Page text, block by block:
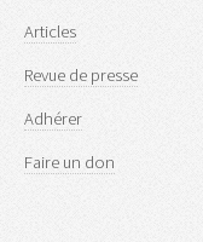
Articles
Revue de presse
Adhérer
Faire un don